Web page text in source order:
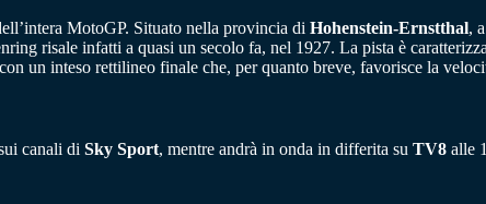
MotoGP. Situato nella provincia di Hohenstein-Ernstthal,
risale infatti a quasi un secolo fa, nel 1927. La pista è
un inteso rettilineo finale che, per quanto breve, favorisce la
canali di Sky Sport, mentre andrà in onda in differita su TV8 alle